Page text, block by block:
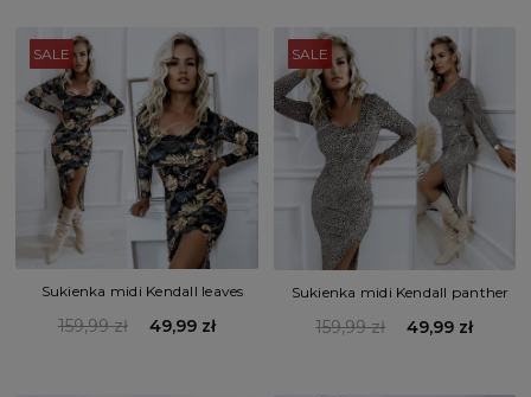
SALE
Sukienka midi Kendall leaves
159,99 zł 49,99 zł
SALE
Sukienka midi Kendall panther
159,99 zł 49,99 zł